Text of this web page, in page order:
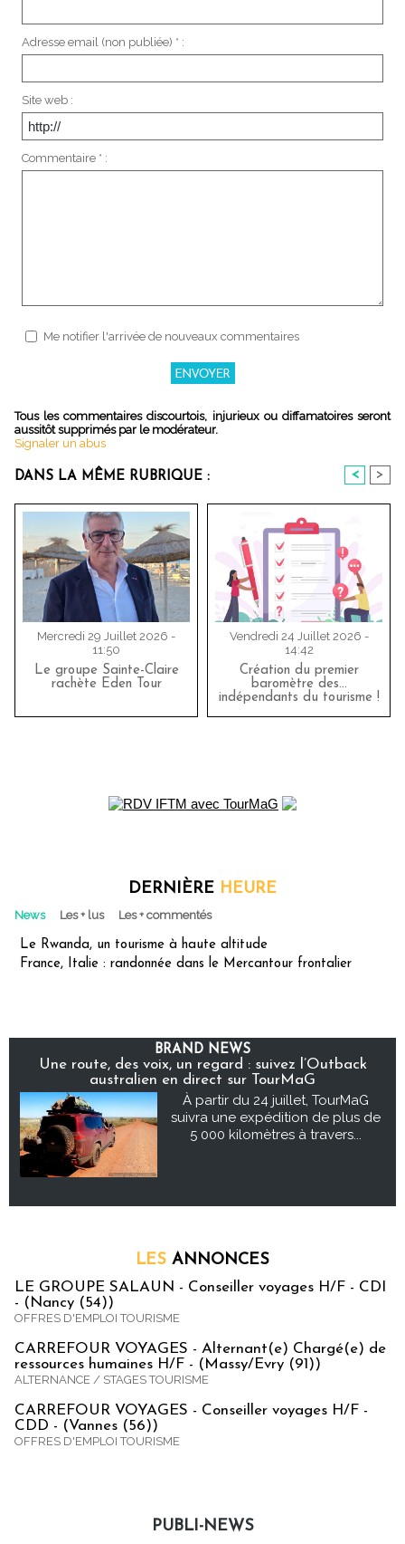
Adresse email (non publiée) * :
Site web :
Commentaire * :
Me notifier l'arrivée de nouveaux commentaires
Tous les commentaires discourtois, injurieux ou diffamatoires seront
aussitôt supprimés par le modérateur.
Signaler un abus
DANS LA MÊME RUBRIQUE : < >
Mercredi 29 Juillet 2026 -
11:50
Le groupe Sainte-Claire
rachète Eden Tour
Vendredi 24 Juillet 2026 -
14:42
Création du premier
baromètre des…
indépendants du tourisme !
DERNIÈRE HEURE
News Les + lus Les + commentés
Le Rwanda, un tourisme à haute altitude
France, Italie : randonnée dans le Mercantour frontalier
BRAND NEWS
Une route, des voix, un regard : suivez l’Outback
australien en direct sur TourMaG
À partir du 24 juillet, TourMaG
suivra une expédition de plus de
5 000 kilomètres à travers...
LES ANNONCES
LE GROUPE SALAUN - Conseiller voyages H/F - CDI
- (Nancy (54))
OFFRES D'EMPLOI TOURISME
CARREFOUR VOYAGES - Alternant(e) Chargé(e) de
ressources humaines H/F - (Massy/Evry (91))
ALTERNANCE / STAGES TOURISME
CARREFOUR VOYAGES - Conseiller voyages H/F -
CDD - (Vannes (56))
OFFRES D'EMPLOI TOURISME
PUBLI-NEWS